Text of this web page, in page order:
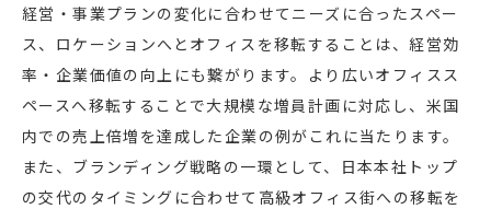
経営・事業プランの変化に合わせてニーズに合ったスペー
ス、ロケーションへとオフィスを移転することは、経営効
率・企業価値の向上にも繋がります。より広いオフィスス
ペースへ移転することで大規模な増員計画に対応し、米国
内での売上倍増を達成した企業の例がこれに当たります。
また、ブランディング戦略の一環として、日本本社トップ
の交代のタイミングに合わせて高級オフィス街への移転を